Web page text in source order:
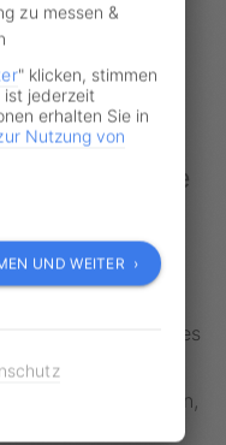
Jahr in der
Führerschein
auch im
„Keine
auf den
nach den
verwies
von 14 Jahren,
für E-
zu messen &
" klicken, stimmen
ist jederzeit
erhalten Sie in
Nutzung von
UND WEITER ›